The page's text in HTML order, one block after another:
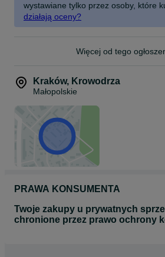
wystawiane tylko przez osoby, które
działają oceny?
Więcej od tego
Kraków, Krowodrza
Małopolskie
PRAWA KONSUMENTA
Twoje zakupy u prywatnych
chronione przez prawo ochrony